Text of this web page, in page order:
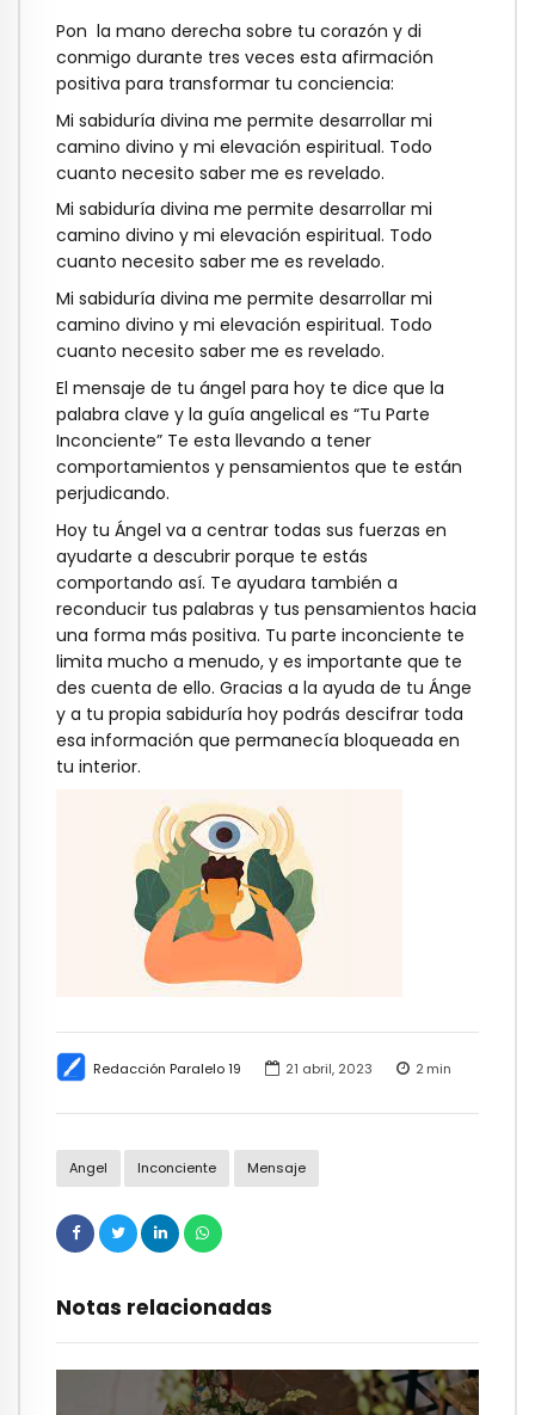
Redacción Paralelo 19 21 abril, 2023 2 min
Angel Inconciente Mensaje
Notas relacionadas
Pon la mano derecha sobre tu corazón y di
conmigo durante tres veces esta afirmación
positiva para transformar tu conciencia:
Mi sabiduría divina me permite desarrollar mi
camino divino y mi elevación espiritual. Todo
cuanto necesito saber me es revelado.
Mi sabiduría divina me permite desarrollar mi
camino divino y mi elevación espiritual. Todo
cuanto necesito saber me es revelado.
Mi sabiduría divina me permite desarrollar mi
camino divino y mi elevación espiritual. Todo
cuanto necesito saber me es revelado.
El mensaje de tu ángel para hoy te dice que la
palabra clave y la guía angelical es “Tu Parte
Inconciente” Te esta llevando a tener
comportamientos y pensamientos que te están
perjudicando.
Hoy tu Ángel va a centrar todas sus fuerzas en
ayudarte a descubrir porque te estás
comportando así. Te ayudara también a
reconducir tus palabras y tus pensamientos hacia
una forma más positiva. Tu parte inconciente te
limita mucho a menudo, y es importante que te
des cuenta de ello. Gracias a la ayuda de tu Ánge
y a tu propia sabiduría hoy podrás descifrar toda
esa información que permanecía bloqueada en
tu interior.